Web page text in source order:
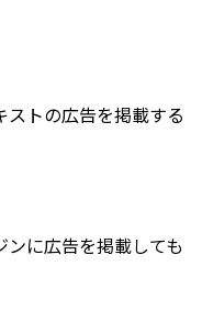
トの広告を掲載する
に広告を掲載しても